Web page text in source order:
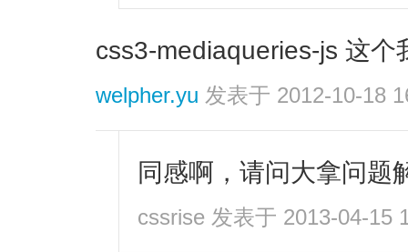
css3-mediaqueries-js 这个
welpher.yu 发表于 2012-10-18
同感啊，请问大拿问题
cssrise 发表于 2013-04-15